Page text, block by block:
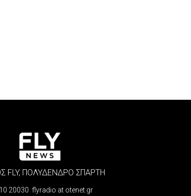
FLY, ΠΟΛΥΔΕΝΔΡΟ ΣΠΑΡΤΗ
20030 flyradio at otenet.gr